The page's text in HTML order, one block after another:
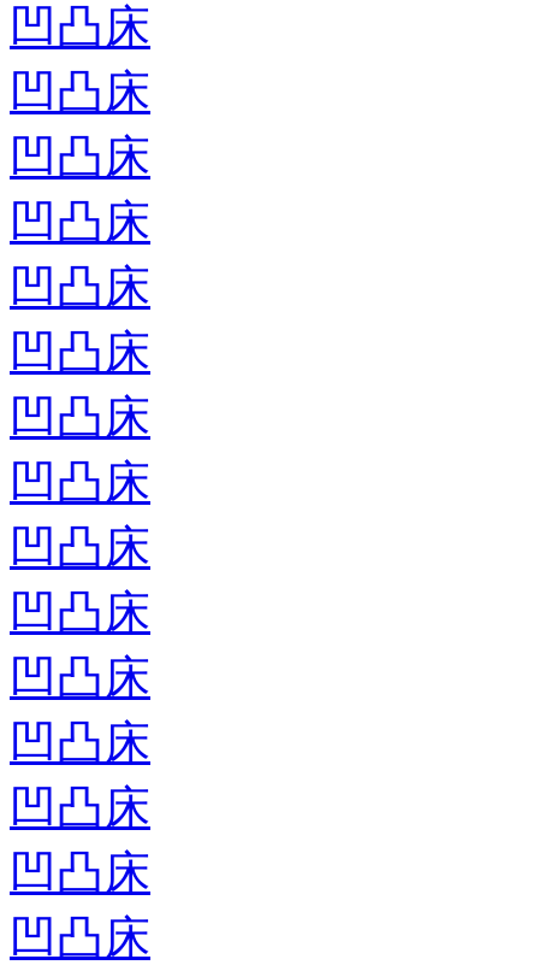
凹凸床
凹凸床
凹凸床
凹凸床
凹凸床
凹凸床
凹凸床
凹凸床
凹凸床
凹凸床
凹凸床
凹凸床
凹凸床
凹凸床
凹凸床